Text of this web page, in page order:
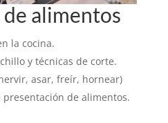
alimentos
la cocina.
y técnicas de corte.
asar, freír, hornear)
presentación de alimentos.